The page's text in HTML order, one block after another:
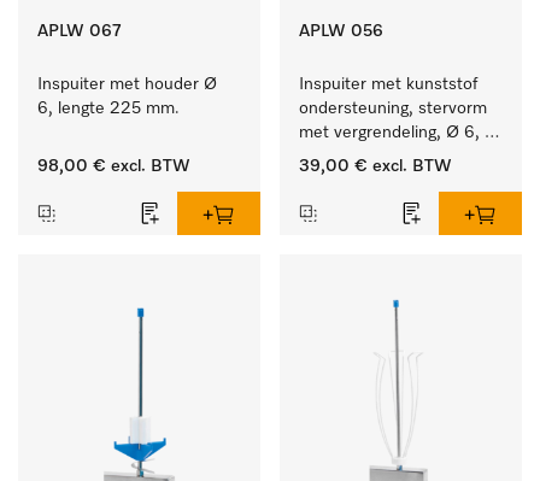
APLW 067
Inspuiter met houder Ø
6, lengte 225 mm.
98,00 € excl. BTW
APLW 056
Inspuiter met kunststof
ondersteuning, stervorm
met vergrendeling, Ø 6,
lengte 225 mm.
39,00 € excl. BTW